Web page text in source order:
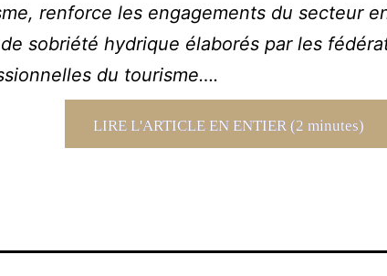
renforce les engagements du secteur
sobriété hydrique élaborés par les
du tourisme….
LIRE L'ARTICLE EN ENTIER (2 minutes)